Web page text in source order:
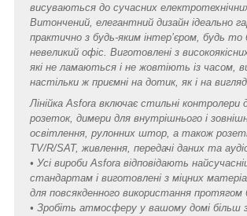
висуваються до сучасних
Витончений, елегантний дизайн ідеально
практично з будь-яким інтер’єром, будь то
невеликий офіс. Виготовлені з
які не ламаються і не жовтіють із часом,
настільки ж приємні на дотик, як і на
Лінійка Asfora включає стильні контролери
розеток, димери для внутрішнього і
освітлення, рулонних штор, а також
TV/R/SAT, живлення, передачі даних та
• Усі вироби Asfora відповідають
стандартам і виготовлені з міцних
для повсякденного використання протягом
• Зробіть атмосферу у вашому домі більш